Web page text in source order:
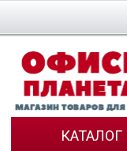
КАТАЛОГ